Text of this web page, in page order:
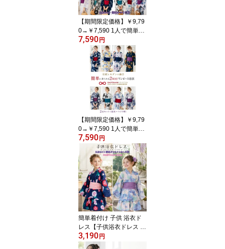
【期間限定価格】￥9,79
0→￥7,590 1人で簡単着
付け セパレート浴衣【セ
パレート 浴衣 おはしょ
り付き 浴衣2点セット】
浴衣レディース 浴衣 二
部式浴衣 レディース 浴
衣セット 浴衣 セパレー
ト レディース 浴衣 簡単
着付け 浴衣 2点セット 浴
衣 帯セット モダン 上品
7,590円
【期間限定価格】￥9,79
0→￥7,590 1人で簡単着
付け ワンピース浴衣【ワ
ンピース 浴衣 レディー
ス浴衣 浴衣2点セッ
ト】レディース 浴衣 レ
ディース ワンピース セ
パレート浴衣 二部式浴衣
浴衣 セパレート 浴衣 レ
ディース 浴衣 セット 浴
衣 帯 セット 2way浴衣
簡単着付け
7,590円
簡単着付け 子供 浴衣ド
レス【子供浴衣ドレス キ
ッズ セパレート 】セパ
レート浴衣 浴衣 ドレス
3,190円